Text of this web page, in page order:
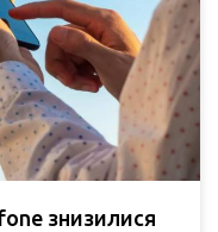
знизилися